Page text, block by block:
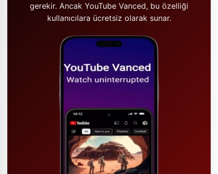
gerekir. Ancak YouTube Vanced, bu özelliği
kullanıcılara ücretsiz olarak sunar.